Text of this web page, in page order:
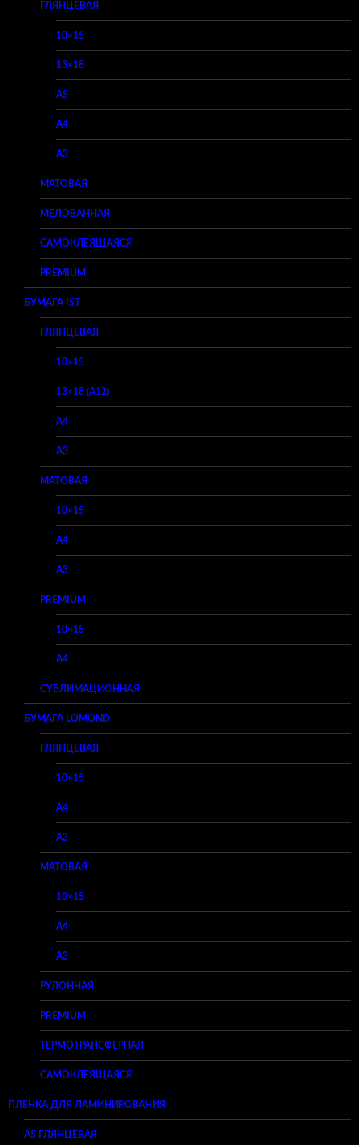
ГЛЯНЦЕВАЯ
10×15
13×18
A5
A4
A3
МАТОВАЯ
МЕЛОВАННАЯ
САМОКЛЕЯЩАЯСЯ
PREMIUM
БУМАГА IST
ГЛЯНЦЕВАЯ
10×15
13×18 (A12)
A4
A3
МАТОВАЯ
10×15
A4
A3
PREMIUM
10×15
A4
СУБЛИМАЦИОННАЯ
БУМАГА LOMOND
ГЛЯНЦЕВАЯ
10×15
A4
A3
МАТОВАЯ
10×15
A4
A3
РУЛОННАЯ
PREMIUM
ТЕРМОТРАНСФЕРНАЯ
САМОКЛЕЯЩАЯСЯ
ПЛЕНКА ДЛЯ ЛАМИНИРОВАНИЯ
A5 ГЛЯНЦЕВАЯ